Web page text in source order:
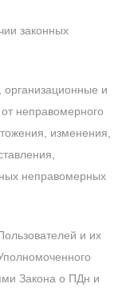
законных
и
неправомерного
изменения,
неправомерных
и их
Закона о ПДн и